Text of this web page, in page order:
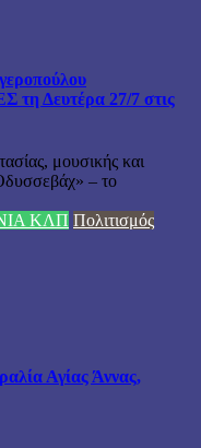
Δευτέρα 27/7 στις
μουσικής και
– το
ΚΛΠ Πολιτισμός
Αγίας Άννας,